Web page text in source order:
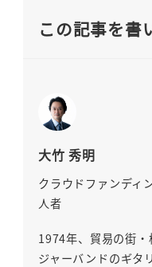
この記事を書
大竹 秀明
クラウドファンディ
人者
1974年、貿易の街・
ジャーバンドのギタ